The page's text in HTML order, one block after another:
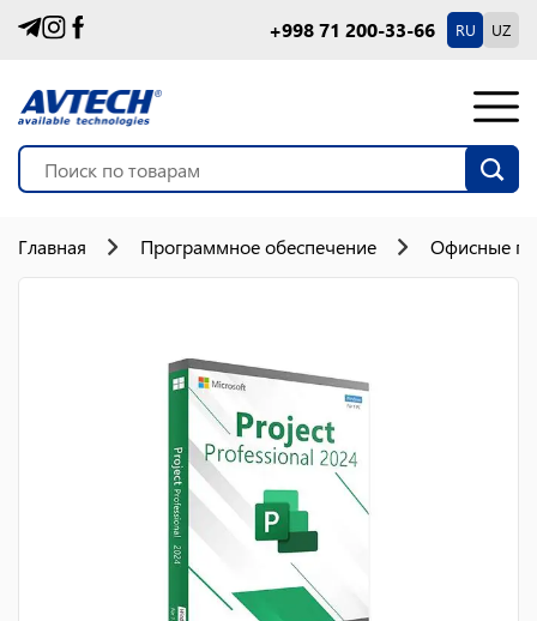
+998 71 200-33-66 RU UZ
Главная Программное обеспечение Офисные